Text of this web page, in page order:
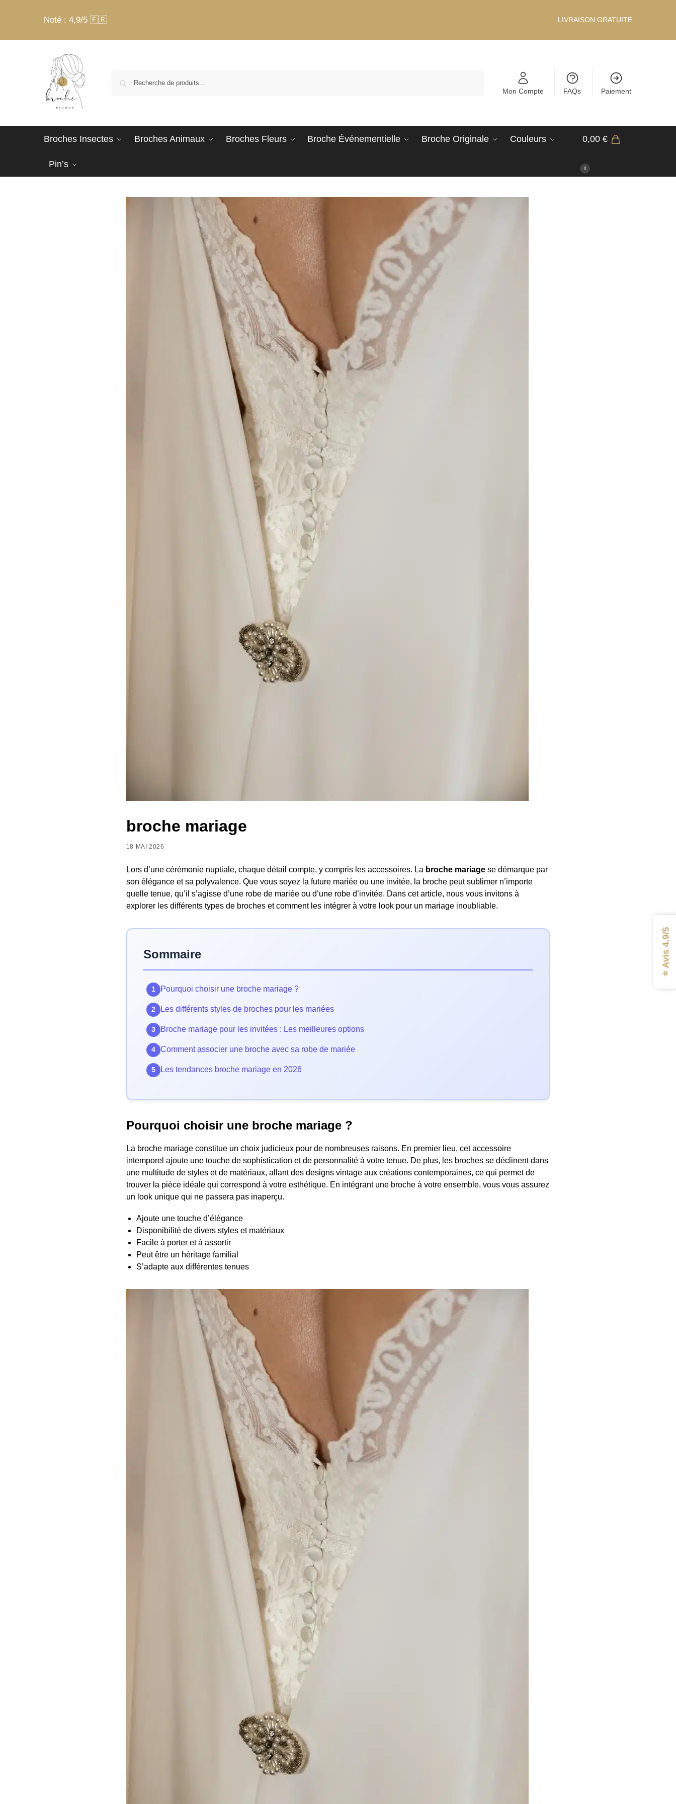
⭐ Avis 4.9/5
Noté : 4,9/5 🇫🇷 LIVRAISON GRATUITE
Mon Compte FAQs Paiement
Broches Insectes Broches Animaux Broches Fleurs Broche Événementielle Broche Originale Couleurs
Pin’s
0,00€
0
broche mariage
18 MAI 2026
Lors d’une cérémonie nuptiale, chaque détail compte, y compris les accessoires. La broche mariagese démarque par
son élégance et sa polyvalence. Que vous soyez la future mariée ou une invitée, la broche peut sublimer n’importe
quelle tenue, qu’il s’agisse d’une robe de mariée ou d’une robe d’invitée. Dans cet article, nous vous invitons à
explorer les différents types de broches et comment les intégrer à votre look pour un mariage inoubliable.
Sommaire
1 Pourquoi choisir une broche mariage ?
2 Les différents styles de broches pour les mariées
3 Broche mariage pour les invitées : Les meilleures options
4 Comment associer une broche avec sa robe de mariée
5 Les tendances broche mariage en 2026
Pourquoi choisir une broche mariage ?
La broche mariage constitue un choix judicieux pour de nombreuses raisons. En premier lieu, cet accessoire
intemporel ajoute une touche de sophistication et de personnalité à votre tenue. De plus, les broches se déclinent dans
une multitude de styles et de matériaux, allant des designs vintage aux créations contemporaines, ce qui permet de
trouver la pièce idéale qui correspond à votre esthétique. En intégrant une broche à votre ensemble, vous vous assurez
un look unique qui ne passera pas inaperçu.
Ajoute une touche d’élégance
Disponibilité de divers styles et matériaux
Facile à porter et à assortir
Peut être un héritage familial
S’adapte aux différentes tenues